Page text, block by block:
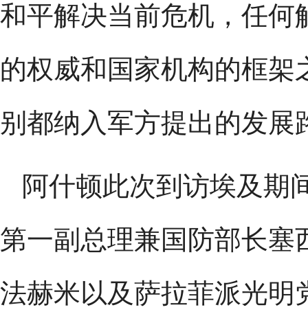
和平解决当前危机，任何
的权威和国家机构的框
别都纳入军方提出的发展
阿什顿此次到访埃及期
第一副总理兼国防部长塞
法赫米以及萨拉菲派光明